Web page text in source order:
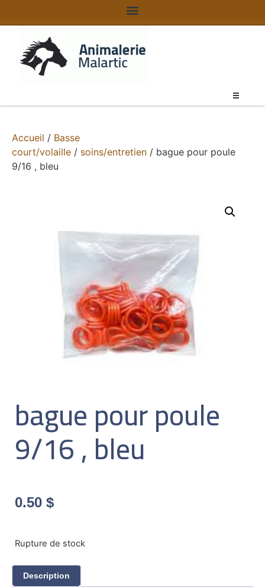
Accueil / Basse
court/volaille / soins/entretien / bague pour poule
9/16 , bleu
bague pour poule
9/16 , bleu
0.50 $
Rupture de stock
Description